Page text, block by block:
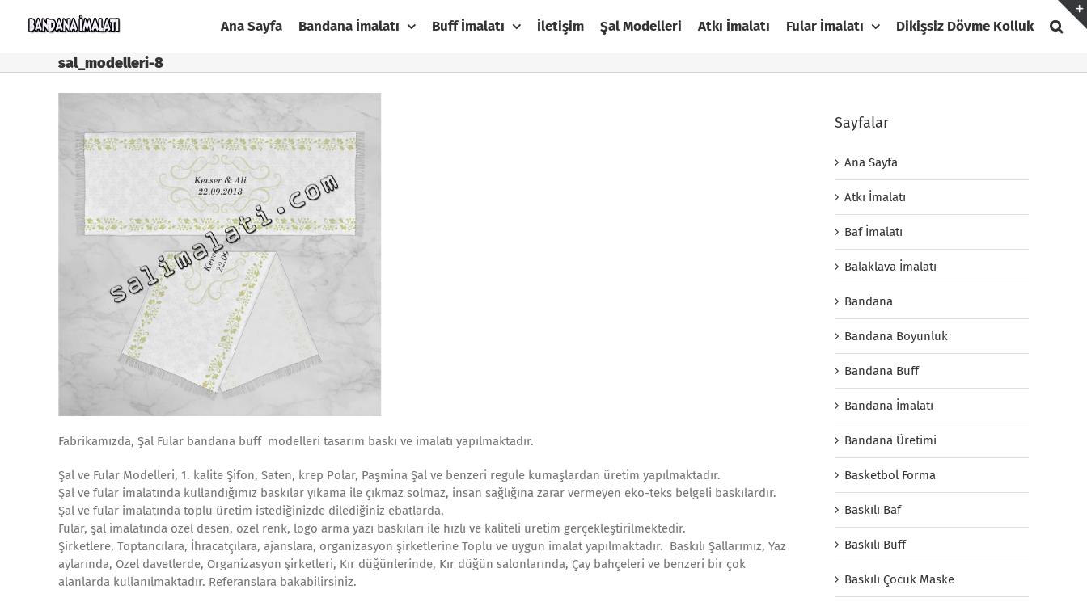
Ana Sayfa Bandana İmalatı Buff İmalatı İletişim Şal Modelleri Atkı İmalatı Fular İmalatı Dikişsiz Dövme Kolluk
sal_modelleri-8
Fabrikamızda, Şal Fular bandana buff modelleri tasarım baskı ve imalatı yapılmaktadır.
Şal ve Fular Modelleri, 1. kalite Şifon, Saten, krep Polar, Paşmina Şal ve benzeri regule kumaşlardan üretim yapılmaktadır.
Şal ve fular imalatında kullandığımız baskılar yıkama ile çıkmaz solmaz, insan sağlığına zarar vermeyen eko-teks belgeli baskılardır.
Şal ve fular imalatında toplu üretim istediğinizde dilediğiniz ebatlarda,
Fular, şal imalatında özel desen, özel renk, logo arma yazı baskıları ile hızlı ve kaliteli üretim gerçekleştirilmektedir.
Şirketlere, Toptancılara, İhracatçılara, ajanslara, organizasyon şirketlerine Toplu ve uygun imalat yapılmaktadır. Baskılı Şallarımız, Yaz
aylarında, Özel davetlerde, Organizasyon şirketleri, Kır düğünlerinde, Kır düğün salonlarında, Çay bahçeleri ve benzeri bir çok
alanlarda kullanılmaktadır. Referanslara bakabilirsiniz.
Sayfalar
Ana Sayfa
Atkı İmalatı
Baf İmalatı
Balaklava İmalatı
Bandana
Bandana Boyunluk
Bandana Buff
Bandana İmalatı
Bandana Üretimi
Basketbol Forma
Baskılı Baf
Baskılı Buff
Baskılı Çocuk Maske